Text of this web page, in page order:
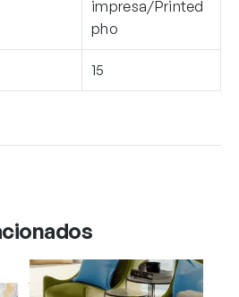
impresa/Printed
pho
15